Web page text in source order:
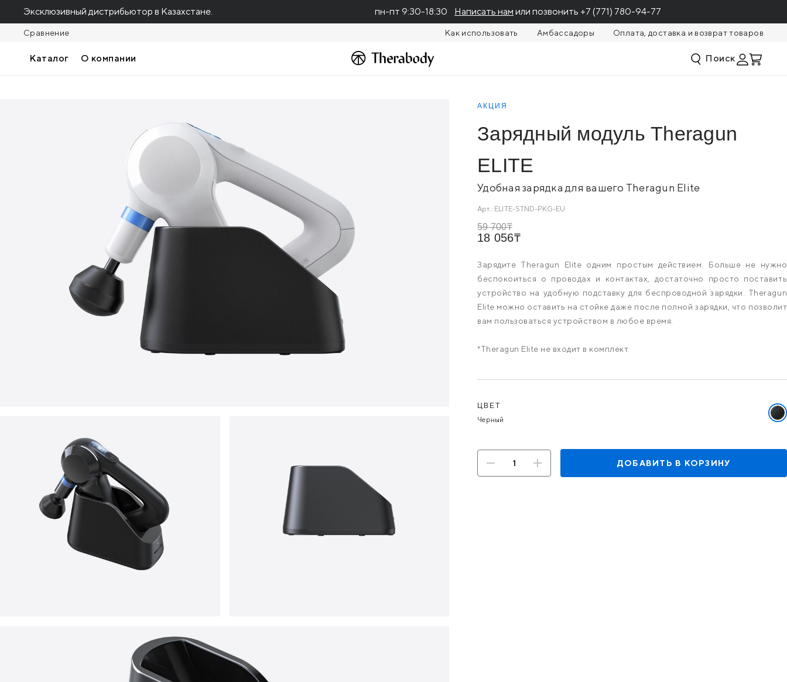
Эксклюзивный дистрибьютор в Казахстане. пн-пт 9:30-18:30 Написать нам или позвонить +7 (771) 780-94-77
Сравнение Как использовать Амбассадоры Оплата, доставка и возврат товаров
Каталог О компании Поиск
АКЦИЯ
Зарядный модуль Theragun
ELITE
Удобная зарядка для вашего Theragun Elite
Арт.: ELITE-STND-PKG-EU
59 700
18 056
Зарядите Theragun Elite одним простым действием. Больше не нужно
беспокоиться о проводах и контактах, достаточно просто поставить
устройство на удобную подставку для беспроводной зарядки. Theragun
Elite можно оставить на стойке даже после полной зарядки, что позволит
вам пользоваться устройством в любое время.
*Theragun Elite не входит в комплект.
Варианты
ЦВЕТ
Черный
ДОБАВИТЬ В КОРЗИНУ